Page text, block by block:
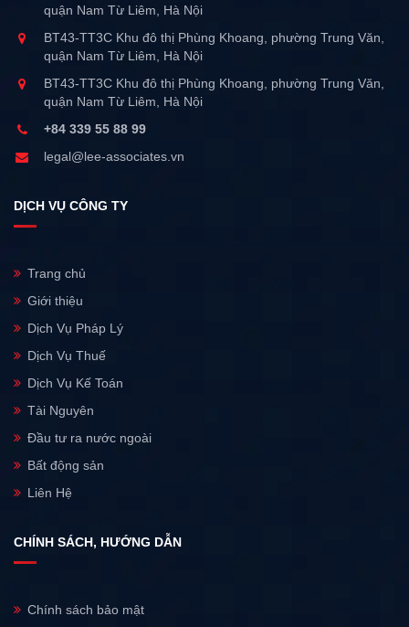
quận Nam Từ Liêm, Hà Nội
BT43-TT3C Khu đô thị Phùng Khoang, phường Trung Văn,
quận Nam Từ Liêm, Hà Nội
BT43-TT3C Khu đô thị Phùng Khoang, phường Trung Văn,
quận Nam Từ Liêm, Hà Nội
+84 339 55 88 99
legal@lee-associates.vn
DỊCH VỤ CÔNG TY
Trang chủ
Giới thiệu
Dịch Vụ Pháp Lý
Dịch Vụ Thuế
Dịch Vụ Kế Toán
Tài Nguyên
Đầu tư ra nước ngoài
Bất động sản
Liên Hệ
CHÍNH SÁCH, HƯỚNG DẪN
Chính sách bảo mật